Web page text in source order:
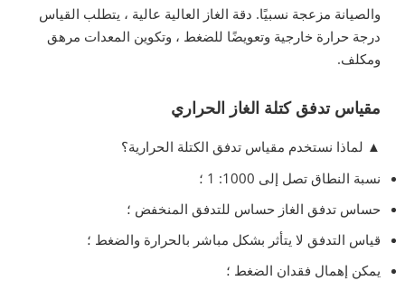
والصيانة مزعجة نسبيًا. دقة الغاز العالية عالية ، يتطلب القياس
درجة حرارة خارجية وتعويضًا للضغط ، وتكوين المعدات مرهق
ومكلف.
مقياس تدفق كتلة الغاز الحراري
▲ لماذا نستخدم مقياس تدفق الكتلة الحرارية؟
نسبة النطاق تصل إلى 1000: 1 ؛
حساس تدفق الغاز حساس للتدفق المنخفض ؛
قياس التدفق لا يتأثر بشكل مباشر بالحرارة والضغط ؛
يمكن إهمال فقدان الضغط ؛